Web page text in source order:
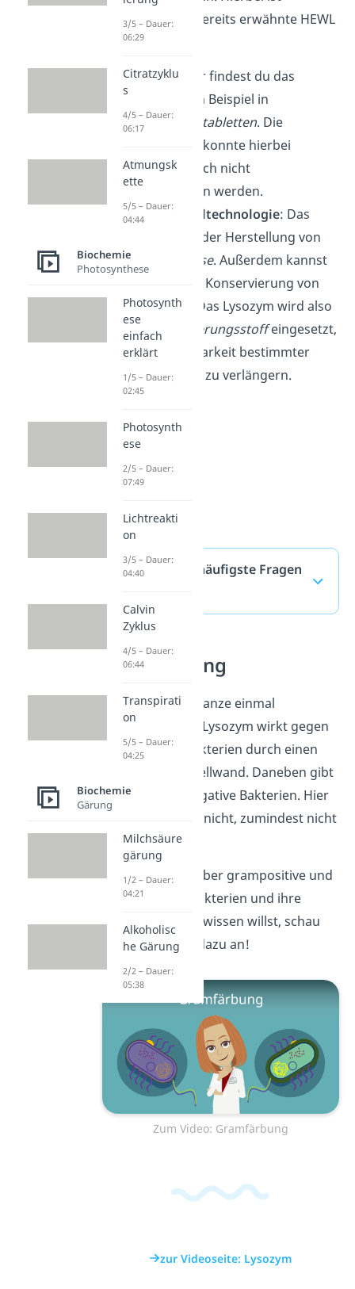
besonders das bereits erwähnte HEWL
wichtig.
Medizin: Hier findest du das
Lysozym zum Beispiel in
Halsschmerztabletten. Die
Wirksamkeit konnte hierbei
allerdings noch nicht
nachgewiesen werden.
Lebensmitteltechnologie: Das
Enzym dient der Herstellung von
Wein
Käse. Außerdem kannst
du es bei der Konservierung von
Bierfinden. Das Lysozym wird also
alsKonservierungsstoffeingesetzt,
um die Haltbarkeit bestimmter
Lebensmittel zu verlängern.
Lysozym — häufigste Fragen
Gramfärbung
Fassen wir das Ganze einmal
zusammen: Das Lysozym wirkt gegen
grampositive Bakterien durch einen
Angriff auf die Zellwand. Daneben gibt
es noch gramnegative Bakterien. Hier
wirkt das Enzym nicht, zumindest nicht
ohne Hilfe.
Wenn du mehr über grampositive und
gramnegative Bakterien und ihre
Unterscheidung wissen willst, schau
dir unser Video dazu an!
Zum Video: Gramfärbung
zur Videoseite: Lysozym
3/5 – Dauer:
06:29
Citratzyklu
s
4/5 – Dauer:
06:17
Atmungsk
ette
5/5 – Dauer:
04:44
Biochemie
Photosynthese
Photosynth
ese
einfach
erklärt
1/5 – Dauer:
02:45
Photosynth
ese
2/5 – Dauer:
07:49
Lichtreakti
on
3/5 – Dauer:
04:40
Calvin
Zyklus
4/5 – Dauer:
06:44
Transpirati
on
5/5 – Dauer:
04:25
Biochemie
Gärung
Milchsäure
gärung
1/2 – Dauer:
04:21
Alkoholisc
he Gärung
2/2 – Dauer:
05:38